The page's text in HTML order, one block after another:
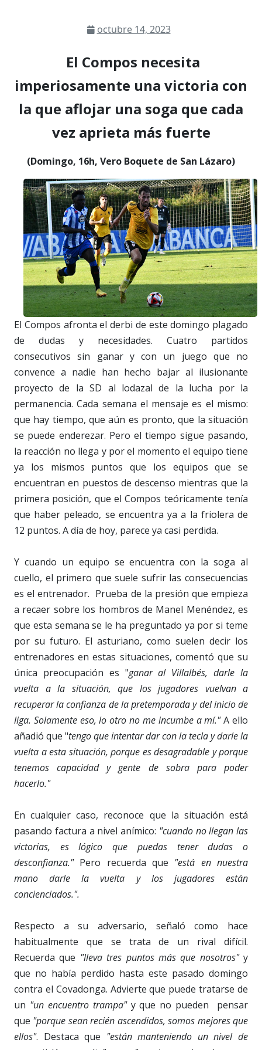
octubre 14, 2023
El Compos necesita
imperiosamente una victoria con
la que aflojar una soga que cada
vez aprieta más fuerte
(Domingo, 16h, Vero Boquete de San Lázaro)
El Compos afronta el derbi de este domingo plagado
de dudas y necesidades. Cuatro partidos
consecutivos sin ganar y con un juego que no
convence a nadie han hecho bajar al ilusionante
proyecto de la SD al lodazal de la lucha por la
permanencia. Cada semana el mensaje es el mismo:
que hay tiempo, que aún es pronto, que la situación
se puede enderezar. Pero el tiempo sigue pasando,
la reacción no llega y por el momento el equipo tiene
ya los mismos puntos que los equipos que se
encuentran en puestos de descenso mientras que la
primera posición, que el Compos teóricamente tenía
que haber peleado, se encuentra ya a la friolera de
12 puntos. A día de hoy, parece ya casi perdida.
Y cuando un equipo se encuentra con la soga al
cuello, el primero que suele sufrir las consecuencias
es el entrenador. Prueba de la presión que empieza
a recaer sobre los hombros de Manel Menéndez, es
que esta semana se le ha preguntado ya por si teme
por su futuro. El asturiano, como suelen decir los
entrenadores en estas situaciones, comentó que su
única preocupación es "ganar al Villalbés, darle la
vuelta a la situación, que los jugadores vuelvan a
recuperar la confianza de la pretemporada y del inicio de
liga. Solamente eso, lo otro no me incumbe a mí."A ello
añadió que "tengo que intentar dar con la tecla y darle la
vuelta a esta situación, porque es desagradable y porque
tenemos capacidad y gente de sobra para poder
hacerlo."
En cualquier caso, reconoce que la situación está
pasando factura a nivel anímico: "cuando no llegan las
victorias, es lógico que puedas tener dudas o
desconfianza."Pero recuerda que "está en nuestra
mano darle la vuelta y los jugadores están
concienciados.".
Respecto a su adversario, señaló como hace
habitualmente que se trata de un rival difícil.
Recuerda que "lleva tres puntos más que nosotros"y
que no había perdido hasta este pasado domingo
contra el Covadonga. Advierte que puede tratarse de
un "un encuentro trampa"y que no pueden pensar
que "porque sean recién ascendidos, somos mejores que
ellos". Destaca que "están manteniendo un nivel de